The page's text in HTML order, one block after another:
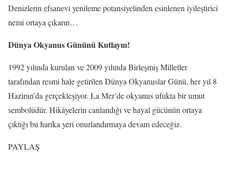
Denizlerin efsanevi yenileme potansiyelinden esinlenen iyileştirici
nemi ortaya çıkarın…
Dünya Okyanus Gününü Kutlayın!
1992 yılında kurulan ve 2009 yılında Birleşmiş Milletler
tarafından resmi hale getirilen Dünya Okyanuslar Günü, her yıl 8
Haziran’da gerçekleşiyor. La Mer’de okyanus ufukta bir umut
sembolüdür. Hikâyelerin canlandığı ve hayal gücünün ortaya
çıktığı bu harika yeri onurlandırmaya devam edeceğiz.
PAYLAŞ